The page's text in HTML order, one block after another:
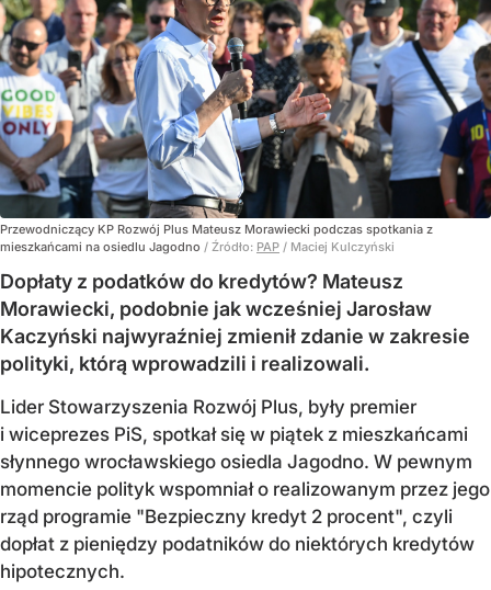
Przewodniczący KP Rozwój Plus Mateusz Morawiecki podczas spotkania z
mieszkańcami na osiedlu Jagodno / Źródło: PAP / Maciej Kulczyński
Dopłaty z podatków do kredytów? Mateusz
Morawiecki, podobnie jak wcześniej Jarosław
Kaczyński najwyraźniej zmienił zdanie w zakresie
polityki, którą wprowadzili i realizowali.
Lider Stowarzyszenia Rozwój Plus, były premier
i wiceprezes PiS, spotkał się w piątek z mieszkańcami
słynnego wrocławskiego osiedla Jagodno. W pewnym
momencie polityk wspomniał o realizowanym przez jego
rząd programie "Bezpieczny kredyt 2 procent", czyli
dopłat z pieniędzy podatników do niektórych kredytów
hipotecznych.